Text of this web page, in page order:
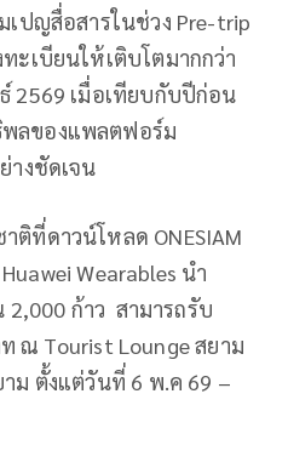
ปญสื่อสารในช่วง Pre-trip
ะเบียนให้เติบโตมากกว่า
2569 เมื่อเทียบกับปีก่อน
ลของแพลตฟอร์ม
างชัดเจน
ติที่ดาวน์โหลด ONESIAM
Wearables นำ
2,000 ก้าว สามารถรับ
ณ Tourist Lounge สยาม
ม ตั้งแต่วันที่ 6 พ.ค 69 –